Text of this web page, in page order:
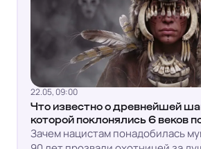
22.05, 09:00
Что известно о древнейшей
которой поклонялись 6 веков
Зачем нацистам понадобилась